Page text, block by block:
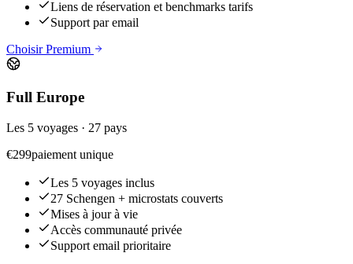
Liens de réservation et benchmarks tarifs
Support par email
Choisir Premium
Full Europe
Les 5 voyages · 27 pays
€299paiement unique
Les 5 voyages inclus
27 Schengen + microstats couverts
Mises à jour à vie
Accès communauté privée
Support email prioritaire